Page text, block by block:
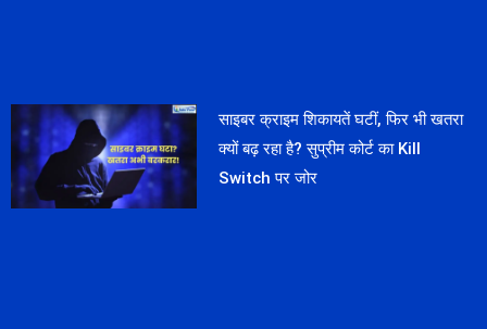
साइबर क्राइम शिकायतें घटीं, फिर भी खतरा
क्यों बढ़ रहा है? सुप्रीम कोर्ट का Kill
Switch पर जोर